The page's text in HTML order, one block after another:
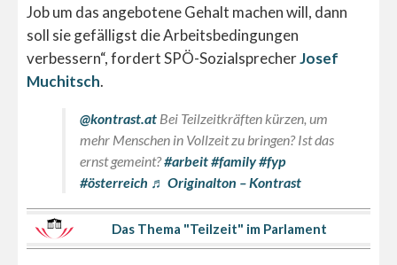
Job um das angebotene Gehalt machen will, dann
soll sie gefälligst die Arbeitsbedingungen
verbessern“, fordert SPÖ-SozialsprecherJosef
Muchitsch.
@kontrast.at Bei Teilzeitkräften kürzen, um
mehr Menschen in Vollzeit zu bringen? Ist das
ernst gemeint?#arbeit#family#fyp
#österreich ♬ Originalton – Kontrast
Das Thema "Teilzeit" im Parlament